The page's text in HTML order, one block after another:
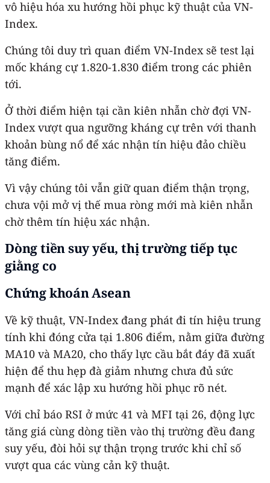
vô hiệu hóa xu hướng hồi phục kỹ thuật của VN-
Index.
Chúng tôi duy trì quan điểm VN-Index sẽ test lại
mốc kháng cự 1.820-1.830 điểm trong các phiên
tới.
Ở thời điểm hiện tại cần kiên nhẫn chờ đợi VN-
Index vượt qua ngưỡng kháng cự trên với thanh
khoản bùng nổ để xác nhận tín hiệu đảo chiều
tăng điểm.
Vì vậy chúng tôi vẫn giữ quan điểm thận trọng,
chưa vội mở vị thế mua ròng mới mà kiên nhẫn
chờ thêm tín hiệu xác nhận.
Dòng tiền suy yếu, thị trường tiếp tục
giằng co
Chứng khoán Asean
Về kỹ thuật, VN-Index đang phát đi tín hiệu trung
tính khi đóng cửa tại 1.806 điểm, nằm giữa đường
MA10 và MA20, cho thấy lực cầu bắt đáy đã xuất
hiện để thu hẹp đà giảm nhưng chưa đủ sức
mạnh để xác lập xu hướng hồi phục rõ nét.
Với chỉ báo RSI ở mức 41 và MFI tại 26, động lực
tăng giá cùng dòng tiền vào thị trường đều đang
suy yếu, đòi hỏi sự thận trọng trước khi chỉ số
vượt qua các vùng cản kỹ thuật.